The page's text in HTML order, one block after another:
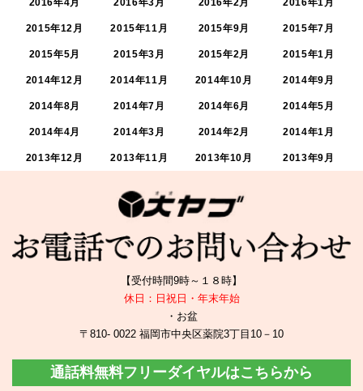
2016年4月 2016年3月 2016年2月 2016年1月
2015年12月 2015年11月 2015年9月 2015年7月
2015年5月 2015年3月 2015年2月 2015年1月
2014年12月 2014年11月 2014年10月 2014年9月
2014年8月 2014年7月 2014年6月 2014年5月
2014年4月 2014年3月 2014年2月 2014年1月
2013年12月 2013年11月 2013年10月 2013年9月
【受付時間9時～１８時】
休日：日祝日・年末年始
・お盆
〒810- 0022 福岡市中央区薬院3丁目10－10
通話料無料フリーダイヤルはこちらから